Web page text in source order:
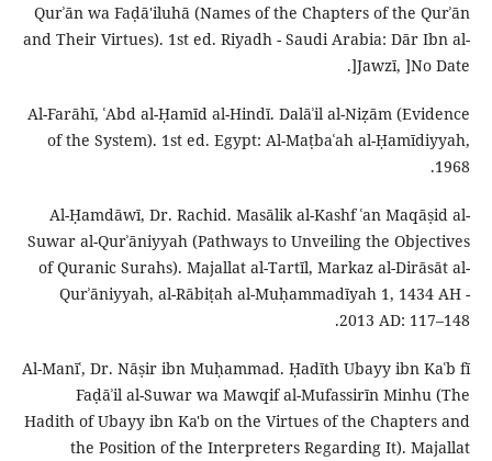
Qurʾān wa Faḍā'iluhā (Names of the Chapters of the Qurʾān
and Their Virtues). 1st ed. Riyadh - Saudi Arabia: Dār Ibn al-
Jawzī, ]No Date[.
Al-Farāhī, ʿAbd al-Ḥamīd al-Hindī. Dalāʾil al-Niẓām (Evidence
of the System). 1st ed. Egypt: Al-Maṭbaʿah al-Ḥamīdiyyah,
1968.
Al-Ḥamdāwī, Dr. Rachid. Masālik al-Kashf ʿan Maqāṣid al-
Suwar al-Qurʾāniyyah (Pathways to Unveiling the Objectives
of Quranic Surahs). Majallat al-Tartīl, Markaz al-Dirāsāt al-
Qurʾāniyyah, al-Rābiṭah al-Muḥammadīyah 1, 1434 AH -
2013 AD: 117–148.
Al-Manīʿ, Dr. Nāṣir ibn Muḥammad. Ḥadīth Ubayy ibn Kaʿb fī
Faḍāʾil al-Suwar wa Mawqif al-Mufassirīn Minhu (The
Hadith of Ubayy ibn Ka'b on the Virtues of the Chapters and
the Position of the Interpreters Regarding It). Majallat